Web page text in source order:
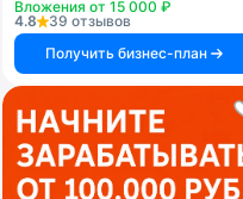
Вложения от 15 000 ₽
4.8
39 отзывов
Получить бизнес-план